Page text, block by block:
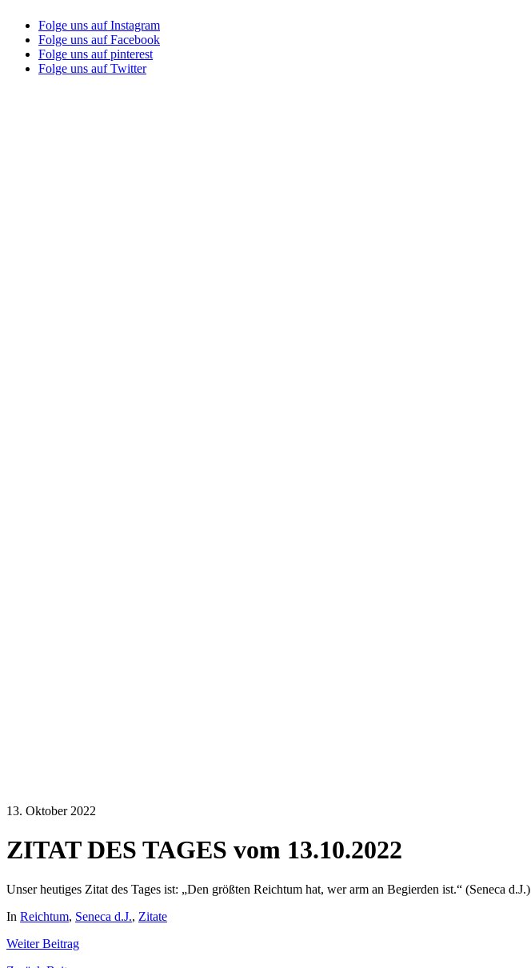
Folge uns auf Instagram
Folge uns auf Facebook
Folge uns auf pinterest
Folge uns auf Twitter
13. Oktober 2022
ZITAT DES TAGES vom 13.10.2022
Unser heutiges Zitat des Tages ist: „Den größten Reichtum hat, wer arm an Begierden ist.“ (Seneca d.J.)
In Reichtum, Seneca d.J., Zitate
WeiterBeitrag